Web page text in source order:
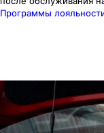
Программы